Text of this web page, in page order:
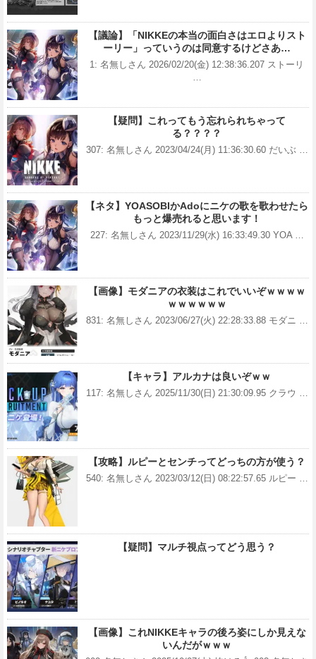
【議論】「NIKKEの本当の面白さはエロよりスト
ーリー」っていうのは同意するけどさあ…
1: 名無しさん 2026/02/20(金) 12:38:36.207 ストーリ
【疑問】これってもう忘れられちゃって
る？？？？
307: 名無しさん 2023/04/24(月) 11:36:30.60 だいぶ …
【ネタ】YOASOBIかAdoにニケの歌を歌わせたら
もっと爆売れると思います！
227: 名無しさん 2023/11/29(水) 16:33:49.30 YOA …
【画像】モダニアの衣装はこれでいいぞｗｗｗｗ
ｗｗｗｗｗｗ
831: 名無しさん 2023/06/27(火) 22:28:33.88 モダニ …
【キャラ】アルカナは良いぞｗｗ
117: 名無しさん 2025/11/30(日) 21:30:09.95 クラウ …
【攻略】ルピーとセンチってどっちの方が使う？
540: 名無しさん 2023/03/12(日) 08:22:57.65 ルピー …
【疑問】マルチ視点ってどう思う？
【画像】これNIKKEキャラの後ろ姿にしか見えな
いんだがｗｗｗ